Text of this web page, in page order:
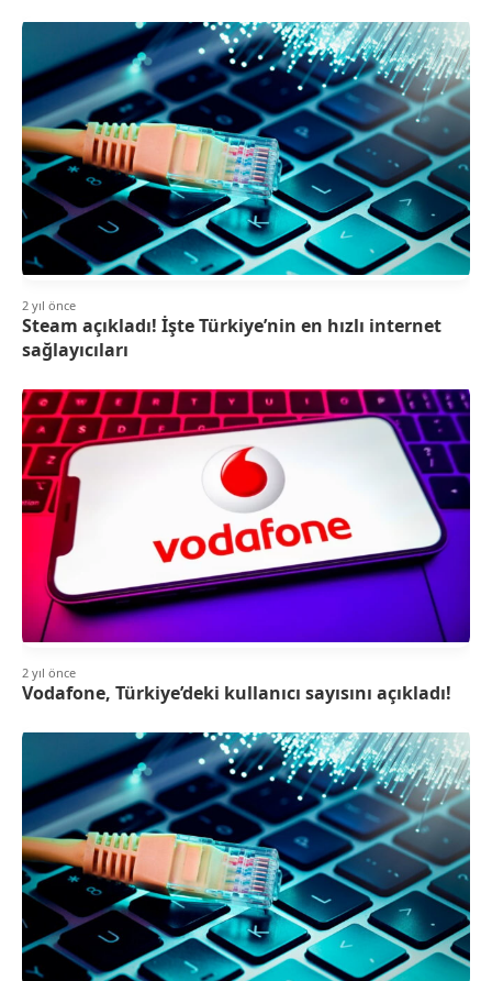
2 yıl önce
Steam açıkladı! İşte Türkiye’nin en hızlı internet
sağlayıcıları
2 yıl önce
Vodafone, Türkiye’deki kullanıcı sayısını açıkladı!